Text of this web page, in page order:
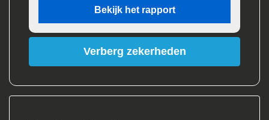
Bekijk het rapport
Verberg zekerheden